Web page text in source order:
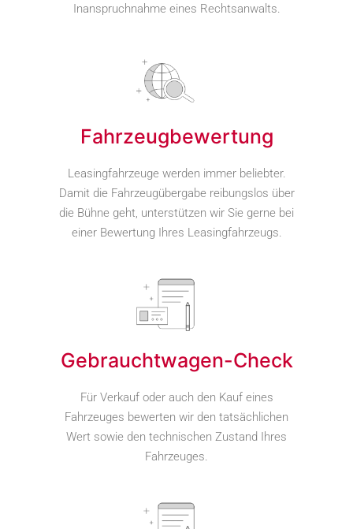
Inanspruchnahme eines Rechtsanwalts.
Fahrzeugbewertung
Leasingfahrzeuge werden immer beliebter.
Damit die Fahrzeugübergabe reibungslos über
die Bühne geht, unterstützen wir Sie gerne bei
einer Bewertung Ihres Leasingfahrzeugs.
Gebrauchtwagen-Check
Für Verkauf oder auch den Kauf eines
Fahrzeuges bewerten wir den tatsächlichen
Wert sowie den technischen Zustand Ihres
Fahrzeuges.